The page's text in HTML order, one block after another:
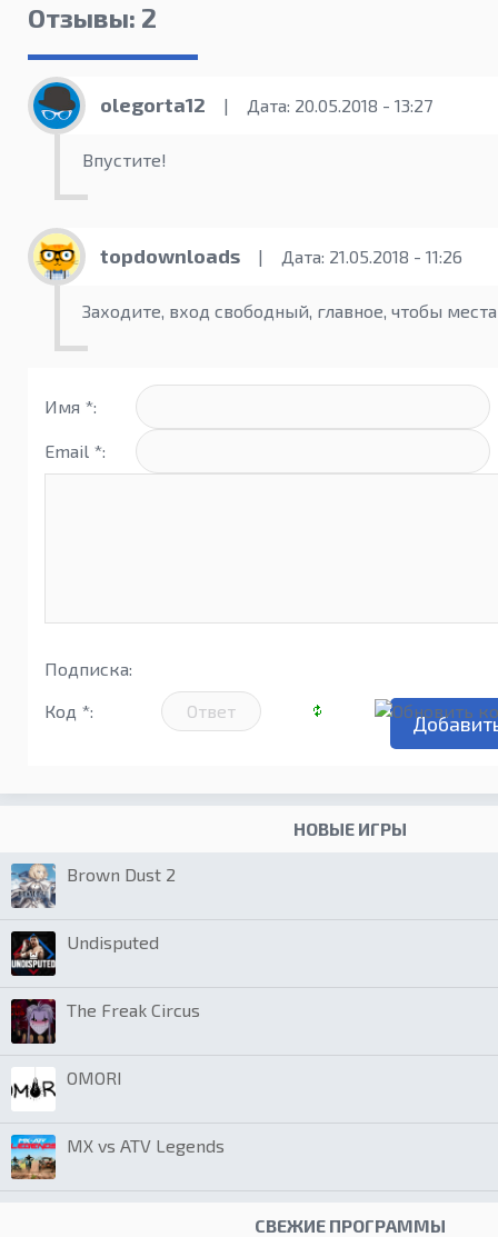
Отзывы: 2
olegorta12 | Дата: 20.05.2018 - 13:27
Впустите!
topdownloads | Дата: 21.05.2018 - 11:26
Заходите, вход свободный, главное, чтобы
Имя *:
Email *:
Подписка:
Код *:
НОВЫЕ ИГРЫ
Brown Dust 2
Undisputed
The Freak Circus
OMORI
MX vs ATV Legends
СВЕЖИЕ ПРОГРАММЫ